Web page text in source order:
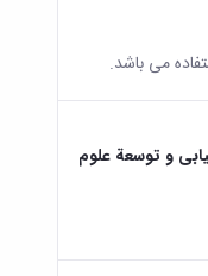
و توسعة علوم